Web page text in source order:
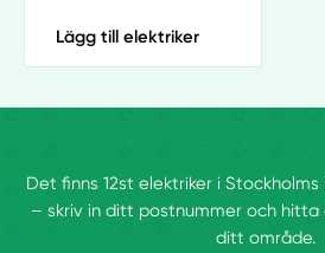
Lägg till elektriker
Det finns 12st elektriker i
– skriv in ditt postnummer och hitta
ditt område.